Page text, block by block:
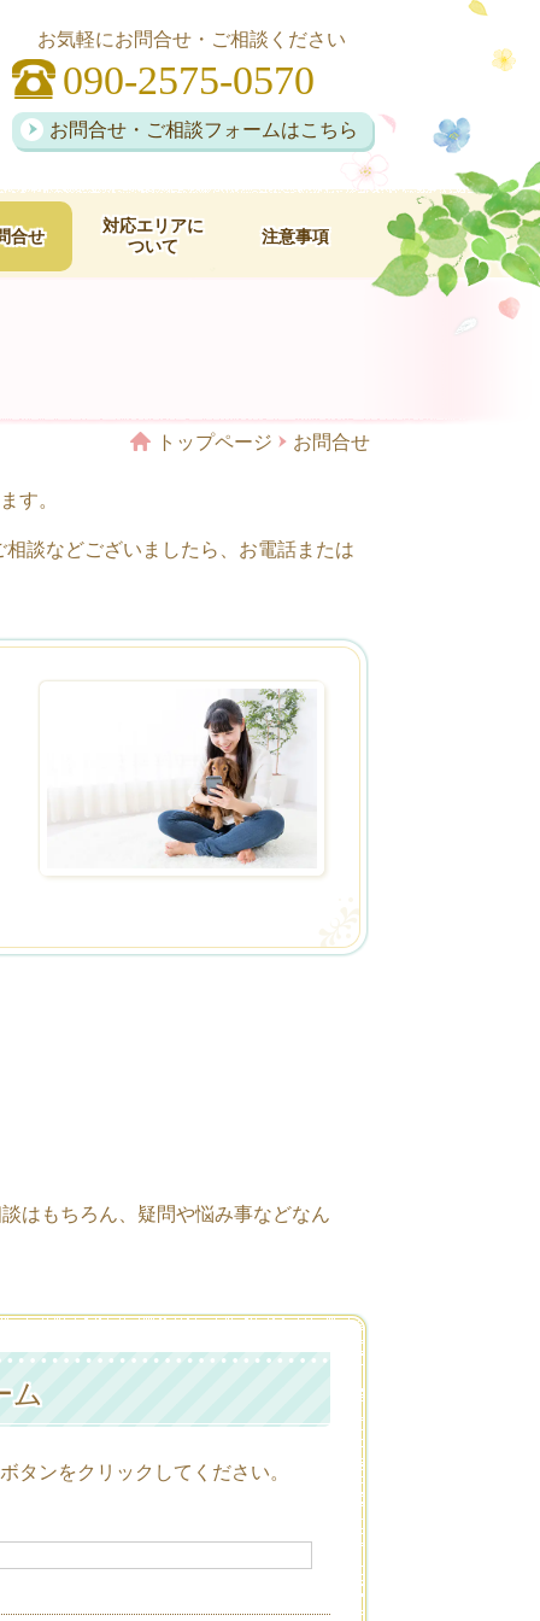
お気軽にお問合せ・ご相談ください
090-2575-0570
お問合せ・ご相談フォームはこちら
合せ
対応エリアに
ついて
注意事項
トップページ お問合せ
す。
談などございましたら、お電話または
はもちろん、疑問や悩み事などなん
ム
タンをクリックしてください。